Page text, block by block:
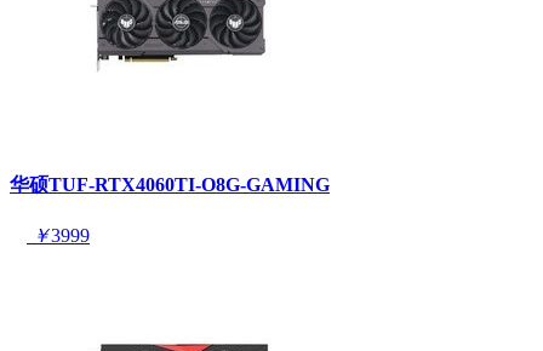
华硕TUF-RTX4060TI-O8G-GAMING
￥3999